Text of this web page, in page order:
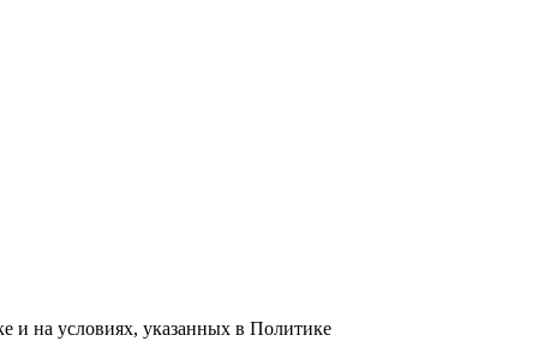
и на условиях, указанных в Политике